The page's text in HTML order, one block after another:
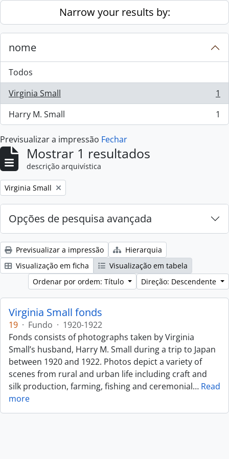
Skip to main contentNarrow your results by:
nome
Todos
Virginia Small
, 1 resultados
1
Harry M. Small
, 1 resultados 1
Previsualizar a impressão Fechar
Mostrar 1 resultados
descrição arquivística
Remove filter:
Virginia Small
Opções de pesquisa avançada
Previsualizar a impressão
Hierarquia
Visualização em ficha
Visualização em tabela
Ordenar por ordem: Título
Direção: Descendente
Virginia Small fonds
19 · Fundo · 1920-1922
Fonds consists of photographs taken by Virginia
Small’s husband, Harry M. Small during a trip to Japan
between 1920 and 1922. Photos depict a variety of
scenes from rural and urban life including craft and
silk production, farming, fishing and ceremonial… Read
more